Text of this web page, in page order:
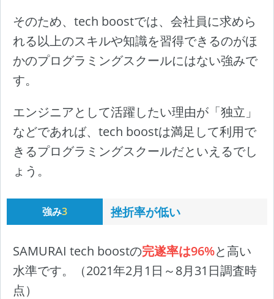
そのため、tech boostでは、会社員に求めら
れる以上のスキルや知識を習得できるのがほ
かのプログラミングスクールにはない強みで
す。
エンジニアとして活躍したい理由が「独立」
などであれば、tech boostは満足して利用で
きるプログラミングスクールだといえるでし
ょう。
強み3 挫折率が低い
SAMURAI tech boostの完遂率は96%と高い
水準です。（2021年2月1日～8月31日調査時
点）